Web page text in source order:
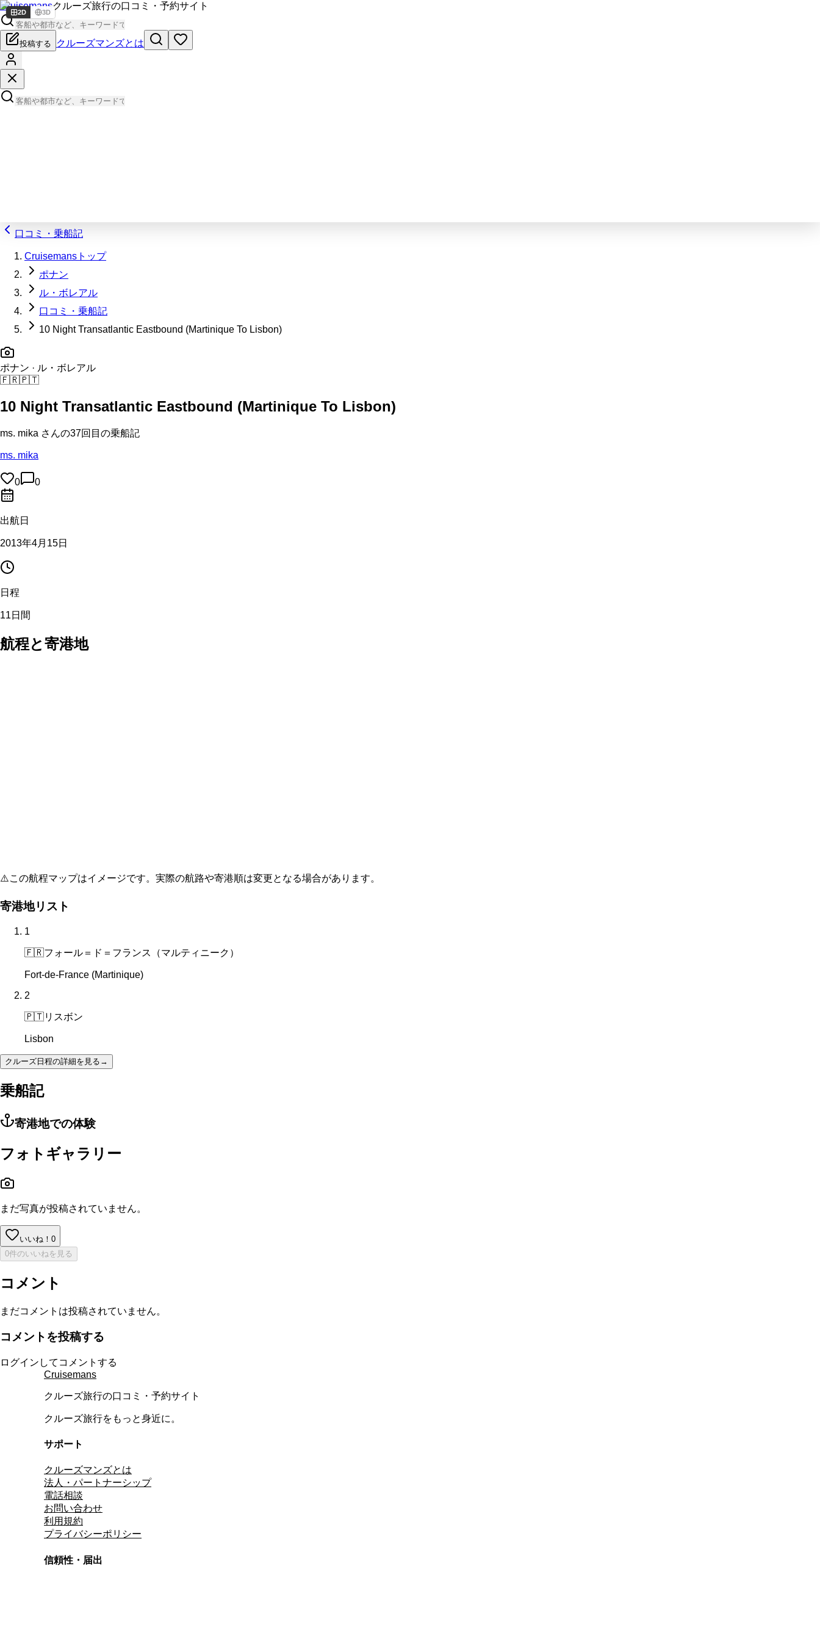
Cruisemansクルーズ旅行の口コミ・予約サイト
投稿する クルーズマンズとは
口コミ・乗船記
Cruisemansトップ
ポナン
ル・ボレアル
口コミ・乗船記
10 Night Transatlantic Eastbound (Martinique To Lisbon)
ポナン · ル・ボレアル
🇫🇷🇵🇹
10 Night Transatlantic Eastbound (Martinique To Lisbon)
ms. mika さんの37回目の乗船記
ms. mika
0 0
出航日
2013年4月15日
日程
11日間
航程と寄港地
2D 3D
⚠️この航程マップはイメージです。実際の航路や寄港順は変更となる場合があります。
寄港地リスト
1
🇫🇷フォール＝ド＝フランス（マルティニーク）
Fort-de-France (Martinique)
2
🇵🇹リスボン
Lisbon
クルーズ日程の詳細を見る →
乗船記
寄港地での体験
フォトギャラリー
まだ写真が投稿されていません。
いいね！ 0
0件のいいねを見る
コメント
まだコメントは投稿されていません。
コメントを投稿する
ログインしてコメントする
Cruisemans
クルーズ旅行の口コミ・予約サイト
クルーズ旅行をもっと身近に。
サポート
クルーズマンズとは
法人・パートナーシップ
電話相談
お問い合わせ
利用規約
プライバシーポリシー
信頼性・届出